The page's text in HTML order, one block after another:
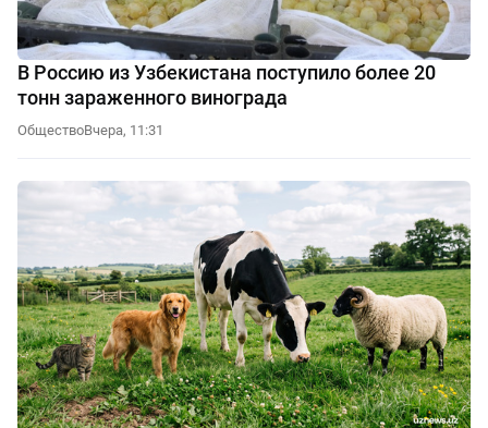
В Россию из Узбекистана поступило более 20
тонн зараженного винограда
ОбществоВчера, 11:31